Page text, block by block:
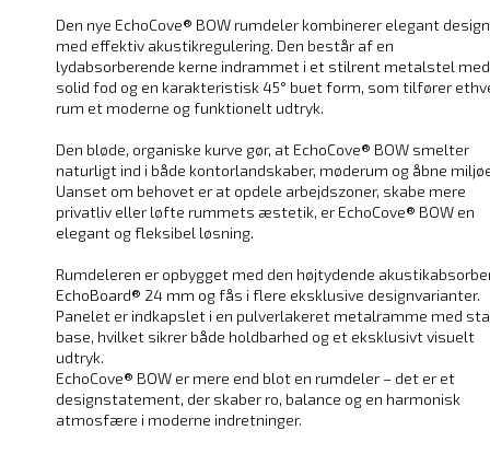
Den nye EchoCove® BOW rumdeler kombinerer elegant design
med effektiv akustikregulering. Den består af en
lydabsorberende kerne indrammet i et stilrent metalstel med
solid fod og en karakteristisk 45° buet form, som tilfører
rum et moderne og funktionelt udtryk.
Den bløde, organiske kurve gør, at EchoCove® BOW smelter
naturligt ind i både kontorlandskaber, møderum og åbne
Uanset om behovet er at opdele arbejdszoner, skabe mere
privatliv eller løfte rummets æstetik, er EchoCove® BOW en
elegant og fleksibel løsning.
Rumdeleren er opbygget med den højtydende
EchoBoard® 24 mm og fås i flere eksklusive designvarianter.
Panelet er indkapslet i en pulverlakeret metalramme med
base, hvilket sikrer både holdbarhed og et eksklusivt visuelt
udtryk.
EchoCove® BOW er mere end blot en rumdeler – det er et
designstatement, der skaber ro, balance og en harmonisk
atmosfære i moderne indretninger.